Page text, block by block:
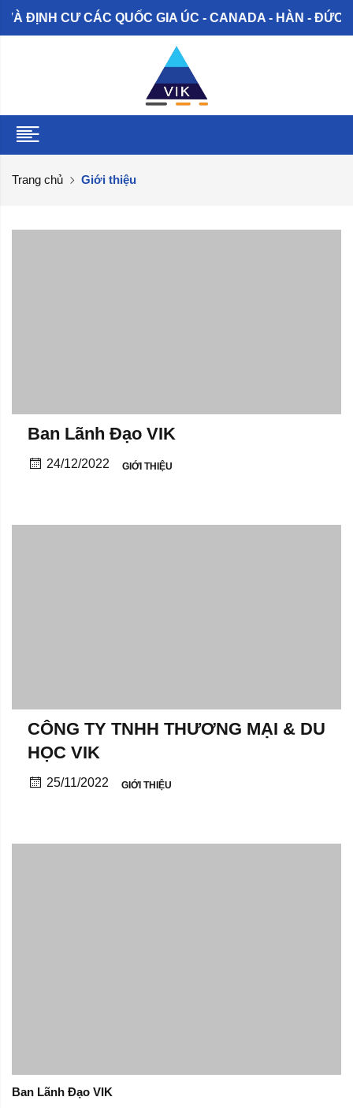
ĐỊNH CƯ CÁC QUỐC GIA ÚC - CANADA - HÀN - ĐỨC -
Trang chủ Giới thiệu
Ban Lãnh Đạo VIK
24/12/2022 GIỚI THIỆU
CÔNG TY TNHH THƯƠNG MẠI & DU
HỌC VIK
25/11/2022 GIỚI THIỆU
Ban Lãnh Đạo VIK